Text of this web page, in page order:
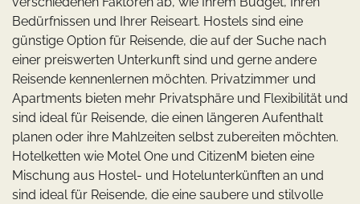
Bedürfnissen und Ihrer Reiseart. Hostels sind eine
günstige Option für Reisende, die auf der Suche nach
einer preiswerten Unterkunft sind und gerne andere
Reisende kennenlernen möchten. Privatzimmer und
Apartments bieten mehr Privatsphäre und Flexibilität und
sind ideal für Reisende, die einen längeren Aufenthalt
planen oder ihre Mahlzeiten selbst zubereiten möchten.
Hotelketten wie Motel One und CitizenM bieten eine
Mischung aus Hostel- und Hotelunterkünften an und
sind ideal für Reisende, die eine saubere und stilvolle